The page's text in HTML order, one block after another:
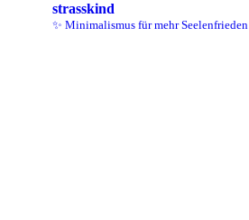
strasskind
✨ Minimalismus für mehr Seelenfrieden